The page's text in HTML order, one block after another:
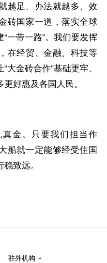
越足、办法就越多、效
砖国家一道，落实全球
一带一路”。我们要发挥
在经贸、金融、科技等
大金砖合作”基础更牢、
好惠及各国人民。
金。只要我们担当作
船就一定能够经受住国
致远。
驻外机构